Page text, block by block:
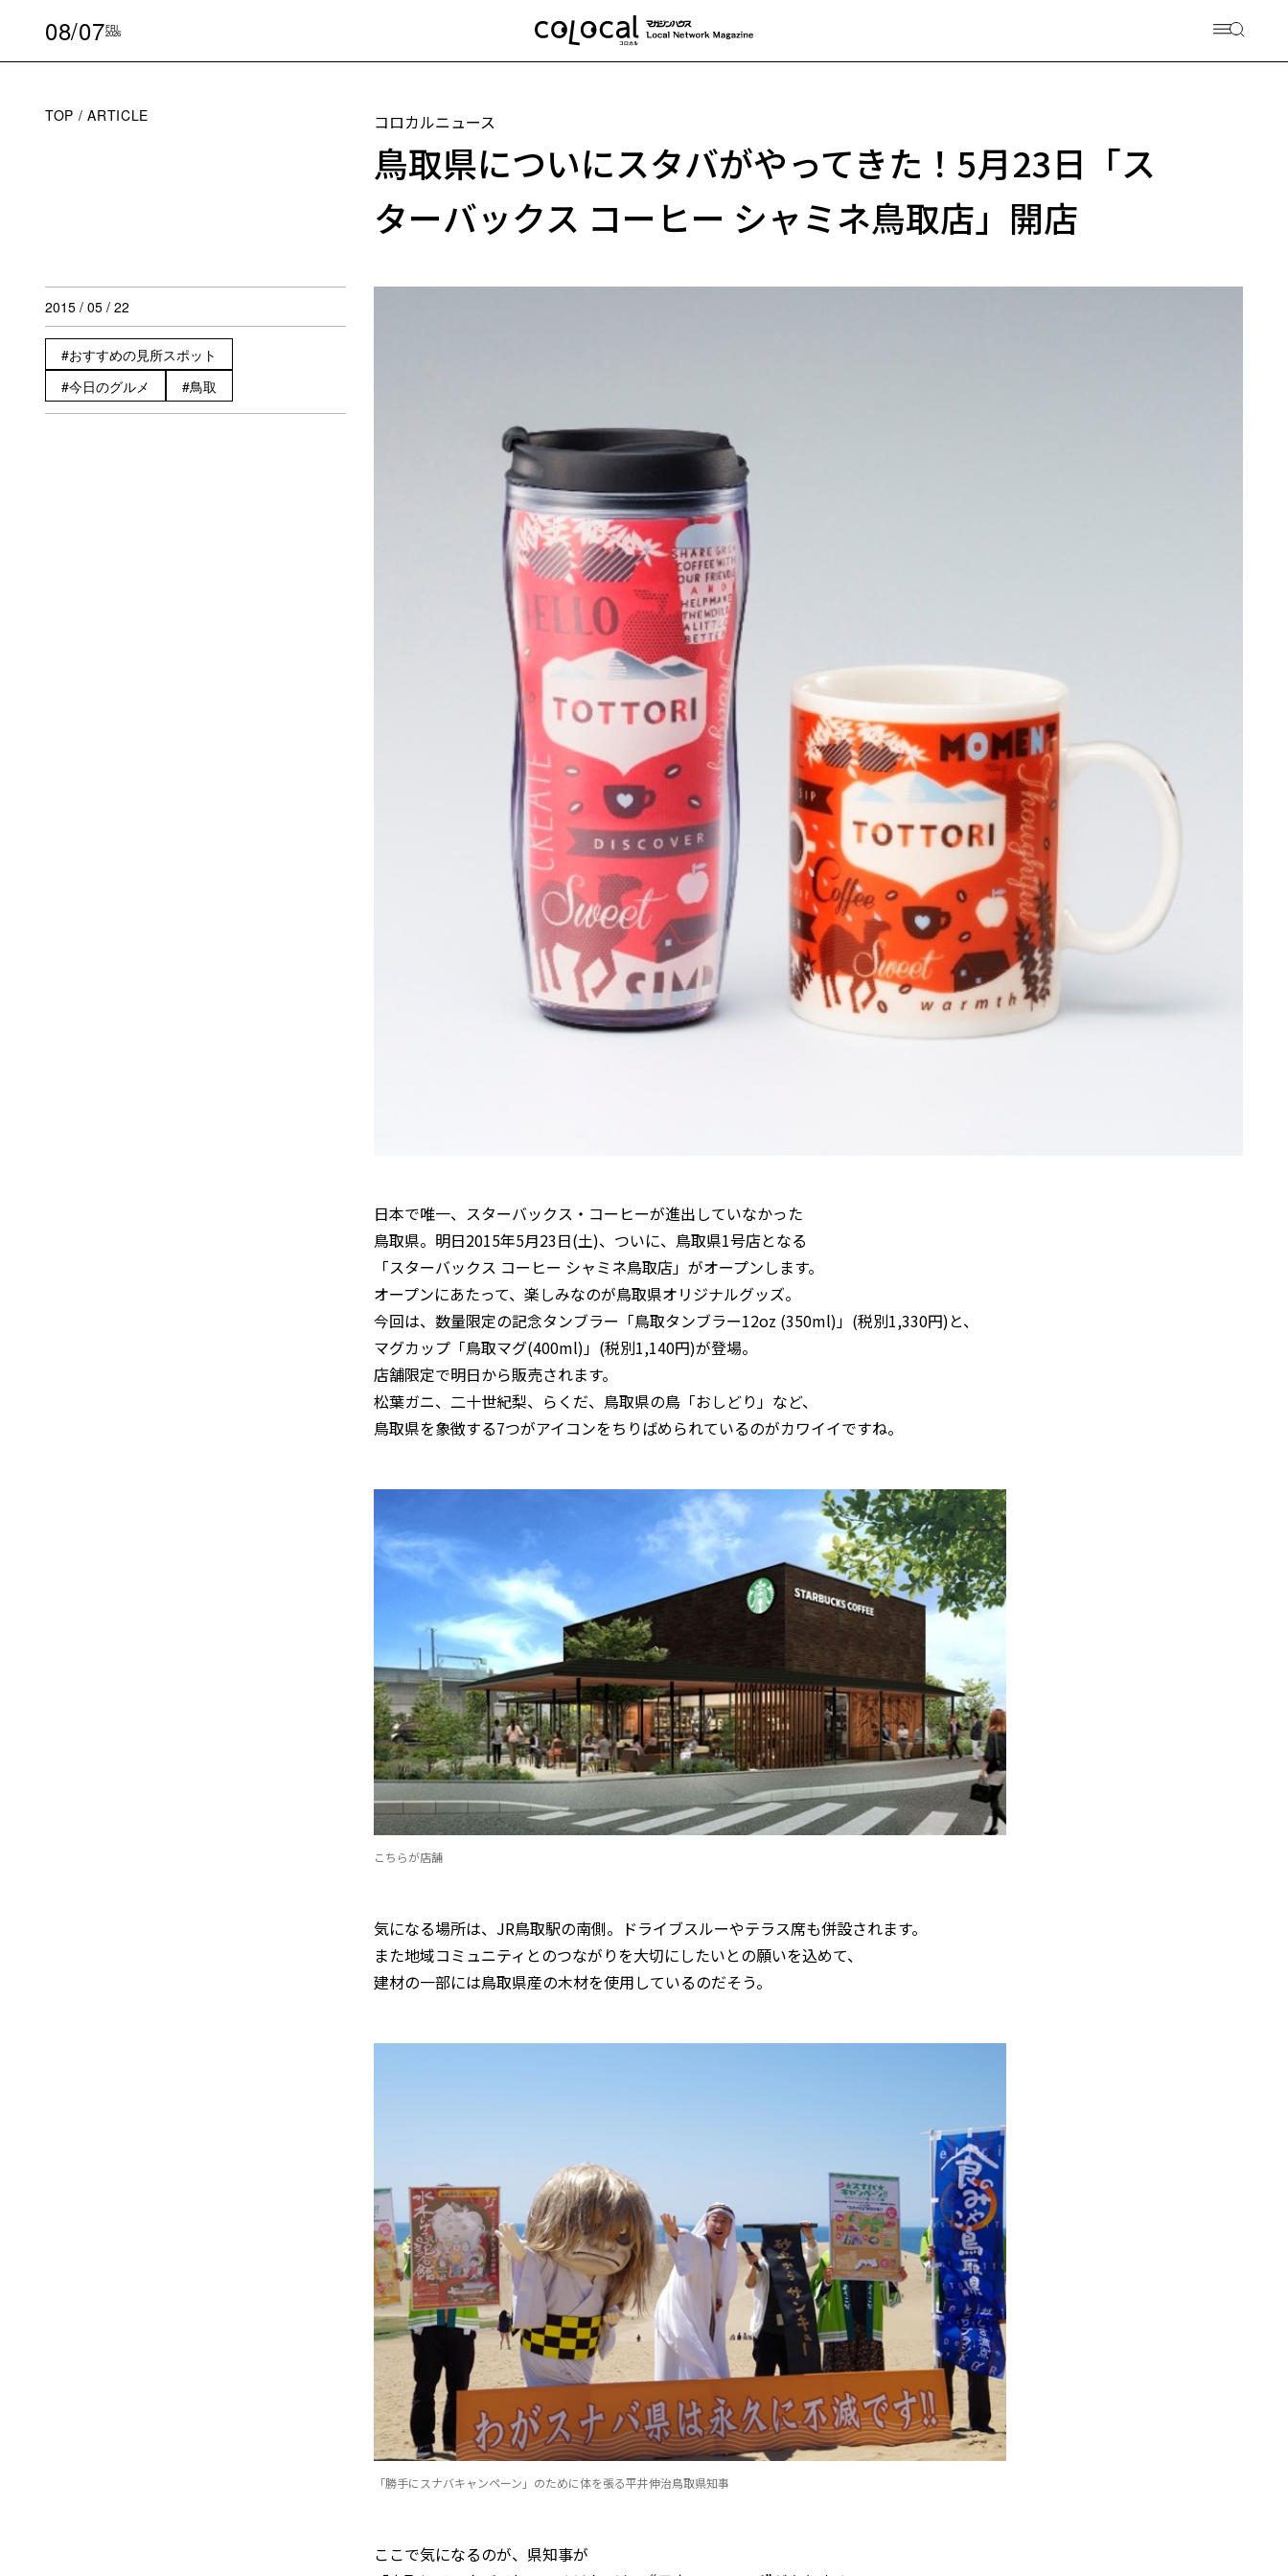
08/07FRI
2026
TOP ARTICLE コロカルニュース
鳥取県についにスタバがやってきた！5月23日「ス
ターバックス コーヒー シャミネ鳥取店」開店
2015 / 05 / 22
おすすめの見所スポット
今日のグルメ
鳥取
日本で唯一、スターバックス・コーヒーが進出していなかった
鳥取県。明日2015年5月23日(土)、ついに、鳥取県1号店となる
「スターバックス コーヒー シャミネ鳥取店」がオープンします。
オープンにあたって、楽しみなのが鳥取県オリジナルグッズ。
今回は、数量限定の記念タンブラー「鳥取タンブラー12oz (350ml)」(税別1,330円)と、
マグカップ「鳥取マグ(400ml)」(税別1,140円)が登場。
店舗限定で明日から販売されます。
松葉ガニ、二十世紀梨、らくだ、鳥取県の鳥「おしどり」など、
鳥取県を象徴する7つがアイコンをちりばめられているのがカワイイですね。
こちらが店舗
気になる場所は、JR鳥取駅の南側。ドライブスルーやテラス席も併設されます。
また地域コミュニティとのつながりを大切にしたいとの願いを込めて、
建材の一部には鳥取県産の木材を使用しているのだそう。
「勝手にスナバキャンペーン」のために体を張る平井伸治鳥取県知事
ここで気になるのが、県知事が